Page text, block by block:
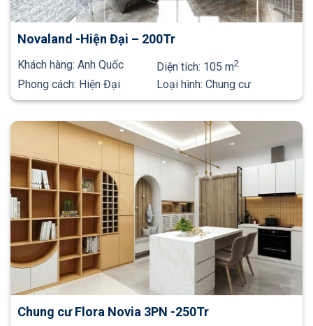
Novaland -Hiện Đại – 200Tr
Khách hàng: Anh Quốc Diện tích: 105 m2
Phong cách: Hiện Đại Loại hình: Chung cư
Chung cư Flora Novia 3PN -250Tr